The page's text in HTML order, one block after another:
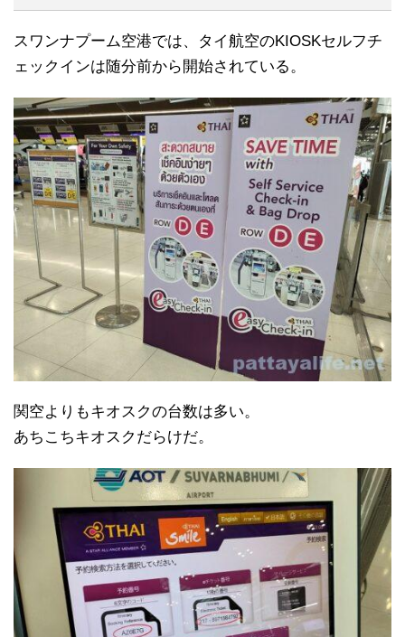
スワンナプーム空港では、タイ航空のKIOSKセルフチ
ェックインは随分前から開始されている。
関空よりもキオスクの台数は多い。
あちこちキオスクだらけだ。